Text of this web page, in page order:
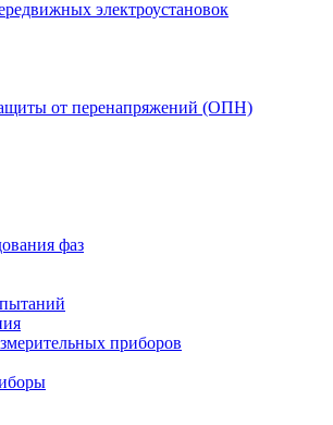
электроустановок
от перенапряжений (ОПН)
фаз
приборов